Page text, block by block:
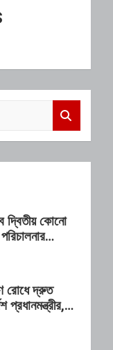
দ্বিতীয় কোনো
খাঁনের
রোধে দ্রুত
প্রধানমন্ত্রীর,
কমিটি